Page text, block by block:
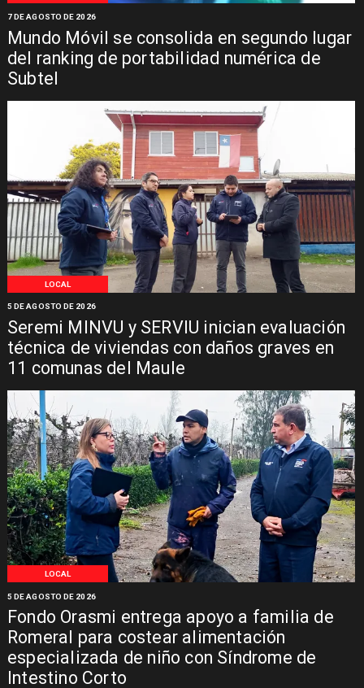
Mundo Móvil se consolida en segundo lugar
del ranking de portabilidad numérica de
Subtel
7 DE AGOSTO DE 2026
LOCAL
Seremi MINVU y SERVIU inician evaluación
técnica de viviendas con daños graves en
11 comunas del Maule
5 DE AGOSTO DE 2026
LOCAL
Fondo Orasmi entrega apoyo a familia de
Romeral para costear alimentación
especializada de niño con Síndrome de
Intestino Corto
5 DE AGOSTO DE 2026